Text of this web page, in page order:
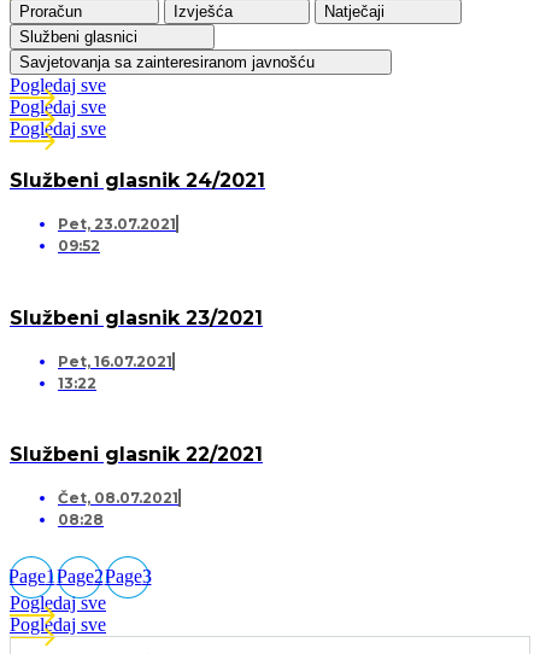
Proračun Izvješća
Natječaji
Službeni glasnici
Savjetovanja sa zainteresiranom javnošću
Pogledaj sve
Pogledaj sve
Pogledaj sve
Službeni glasnik 24/2021
Pet, 23.07.2021
09:52
Službeni glasnik 23/2021
Pet, 16.07.2021
13:22
Službeni glasnik 22/2021
Čet, 08.07.2021
08:28
Page1Page2Page3
Pogledaj sve
Pogledaj sve